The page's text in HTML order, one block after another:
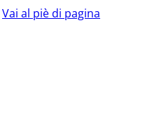
Vai al piè di pagina